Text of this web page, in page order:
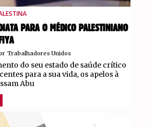
PARA O MÉDICO PALESTINIANO
Trabalhadores Unidos
do seu estado de saúde crítico
para a sua vida, os apelos à
Abu